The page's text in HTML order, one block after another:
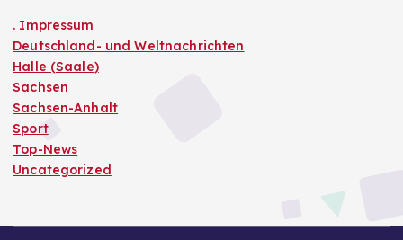
. Impressum
Deutschland- und Weltnachrichten
Halle (Saale)
Sachsen
Sachsen-Anhalt
Sport
Top-News
Uncategorized